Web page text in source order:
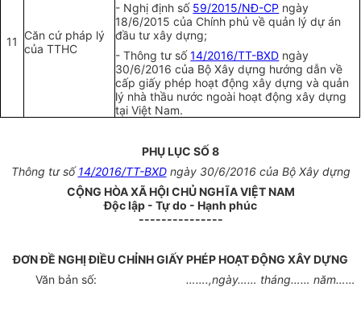
11
Căn cứ pháp lý
của TTHC
- Nghị định số 59/2015/NĐ-CP ngày
18/6/2015 của Chính phủ về quản lý dự án
đầu tư xây dựng;
- Thông tư số14/2016/TT-BXD ngày
30/6/2016 của Bộ Xây dựng hướng dẫn về
cấp giấy phép hoạt động xây dựng và quản
lý nhà thầu nước ngoài hoạt động xây dựng
tại Việt Nam.
PHỤ LỤC SỐ 8
Thông tư số14/2016/TT-BXDngày 30/6/2016 của Bộ Xây dựng
CỘNG HÒA XÃ HỘI CHỦ NGHĨA VIỆT NAM
Độc lập - Tự do - Hạnh phúc
---------------
ĐƠN ĐỀ NGHỊĐIỀU CHỈNHGIẤY PHÉP HOẠT ĐỘNG XÂY DỰNG
Văn bản số: …….,ngày…… tháng…… năm……